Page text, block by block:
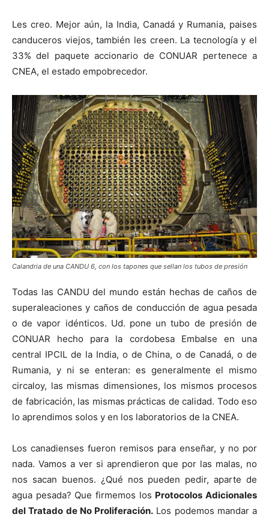
Les creo. Mejor aún, la India, Canadá y Rumania, paises
canduceros viejos, también les creen. La tecnología y el
33% del paquete accionario de CONUAR pertenece a
CNEA, el estado empobrecedor.
Calandria de una CANDU 6, con los tapones que sellan los tubos de presión
Todas las CANDU del mundo están hechas de caños de
superaleaciones y caños de conducción de agua pesada
o de vapor idénticos. Ud. pone un tubo de presión de
CONUAR hecho para la cordobesa Embalse en una
central IPCIL de la India, o de China, o de Canadá, o de
Rumania, y ni se enteran: es generalmente el mismo
circaloy, las mismas dimensiones, los mismos procesos
de fabricación, las mismas prácticas de calidad. Todo eso
lo aprendimos solos y en los laboratorios de la CNEA.
Los canadienses fueron remisos para enseñar, y no por
nada. Vamos a ver si aprendieron que por las malas, no
nos sacan buenos. ¿Qué nos pueden pedir, aparte de
agua pesada? Que firmemos los Protocolos Adicionales
del Tratado de No Proliferación. Los podemos mandar a